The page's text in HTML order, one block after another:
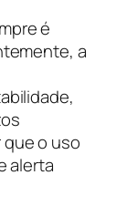
é
a
o uso
alerta